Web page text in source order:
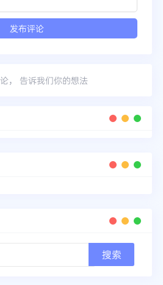
， 告诉我们你的想法